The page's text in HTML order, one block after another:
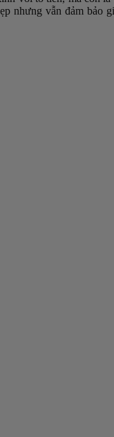
nhưng vẫn đảm bảo